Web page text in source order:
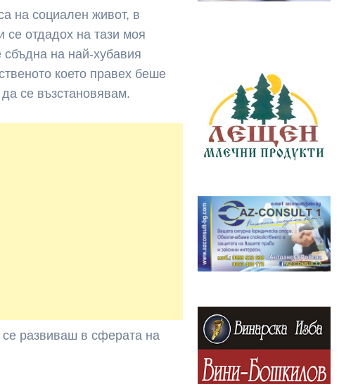
на социален живот, в
отдадох на тази моя
сбъдна на най-хубавия
което правех беше
се възстановявам.
развиваш в сферата на